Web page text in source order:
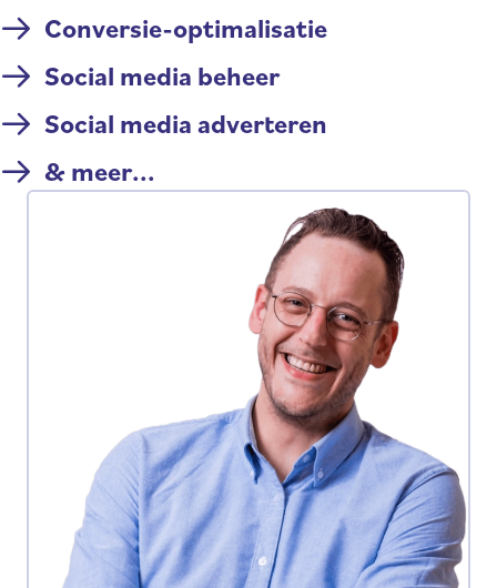
Conversie-optimalisatie
Social media beheer
Social media adverteren
& meer...